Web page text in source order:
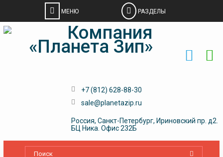
Skip
+7 (812) 628-88-30
sale@planetazip.ru
Россия, Санкт-Петербург, Ириновский пр. д2.
БЦ Ника. Офис 232Б